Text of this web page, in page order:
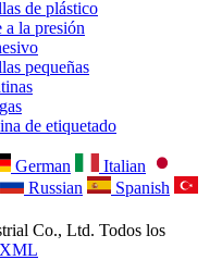
de plástico
a la presión
pequeñas
de etiquetado
German
Italian
Russian
Spanish
Co., Ltd. Todos los